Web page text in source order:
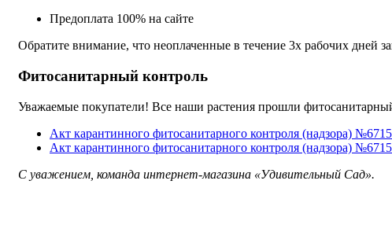
Предоплата 100% на сайте
Обратите внимание, что неоплаченные в течение 3х рабочих дней
Фитосанитарный контроль
Уважаемые покупатели! Все наши растения прошли
Акт карантинного фитосанитарного контроля (надзора)
Акт карантинного фитосанитарного контроля (надзора)
С уважением, команда интернет-магазина «Удивительный Сад».